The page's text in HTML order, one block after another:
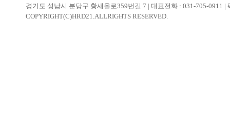
경기도 성남시 분당구 황새울로359번길 7 | 대표전화 : 031-705-0911 |
COPYRIGHT(C)HRD21.ALLRIGHTS RESERVED.